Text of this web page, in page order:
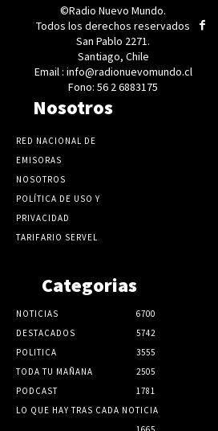
©Radio Nuevo Mundo.
Todos los derechos reservados
San Pablo 2271.
Santiago, Chile
Email : info@radionuevomundo.cl
Fono: 56 2 6883175
Nosotros
RED NACIONAL DE
EMISORAS
NOSOTROS
POLÍTICA DE USO Y
PRIVACIDAD
TARIFARIO SERVEL
Categorias
NOTICIAS
6700
DESTACADOS
5742
POLITICA
3555
TODA TU MAÑANA
2505
PODCAST
1781
LO QUE HAY TRAS CADA NOTICIA